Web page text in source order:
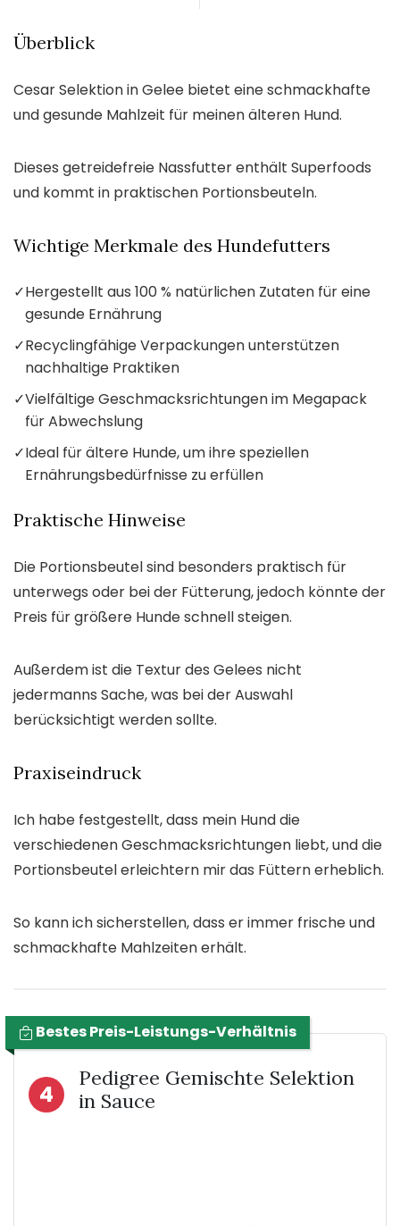
Überblick
Cesar Selektion in Gelee bietet eine schmackhafte
und gesunde Mahlzeit für meinen älteren Hund.
Dieses getreidefreie Nassfutter enthält Superfoods
und kommt in praktischen Portionsbeuteln.
Wichtige Merkmale des Hundefutters
✓Hergestellt aus 100 % natürlichen Zutaten für eine
gesunde Ernährung
✓Recyclingfähige Verpackungen unterstützen
nachhaltige Praktiken
✓Vielfältige Geschmacksrichtungen im Megapack
für Abwechslung
✓Ideal für ältere Hunde, um ihre speziellen
Ernährungsbedürfnisse zu erfüllen
Praktische Hinweise
Die Portionsbeutel sind besonders praktisch für
unterwegs oder bei der Fütterung, jedoch könnte der
Preis für größere Hunde schnell steigen.
Außerdem ist die Textur des Gelees nicht
jedermanns Sache, was bei der Auswahl
berücksichtigt werden sollte.
Praxiseindruck
Ich habe festgestellt, dass mein Hund die
verschiedenen Geschmacksrichtungen liebt, und die
Portionsbeutel erleichtern mir das Füttern erheblich.
So kann ich sicherstellen, dass er immer frische und
schmackhafte Mahlzeiten erhält.
Bestes Preis-Leistungs-Verhältnis
4
Pedigree Gemischte Selektion
in Sauce